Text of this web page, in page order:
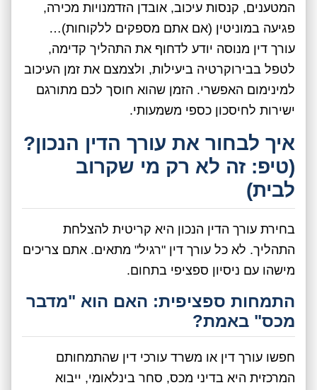
המטענים, קנסות עיכוב, אובדן הזדמנויות מכירה,
פגיעה במוניטין (אם אתם מספקים ללקוחות)…
עורך דין מנוסה יודע לדחוף את התהליך קדימה,
לטפל בבירוקרטיה ביעילות, ולצמצם את זמן העיכוב
למינימום האפשרי. הזמן שהוא חוסך לכם מתורגם
ישירות לחיסכון כספי משמעותי.
איך לבחור את עורך הדין הנכון?
(טיפ: זה לא רק מי שקרוב
לבית)
בחירת עורך הדין הנכון היא קריטית להצלחת
התהליך. לא כל עורך דין "רגיל" מתאים. אתם צריכים
מישהו עם ניסיון ספציפי בתחום.
התמחות ספציפית: האם הוא "מדבר
מכס" באמת?
חפשו עורך דין או משרד עורכי דין שהתמחותם
המרכזית היא בדיני מכס, סחר בינלאומי, ייבוא